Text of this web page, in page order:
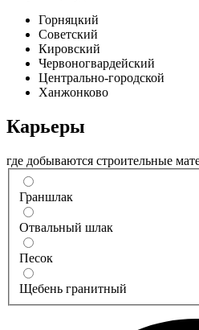
Горняцкий
Советский
Кировский
Червоногвардейский
Центрально-городской
Ханжонково
Карьеры
где добываются строительные
Граншлак
Отвальный шлак
Песок
Щебень гранитный